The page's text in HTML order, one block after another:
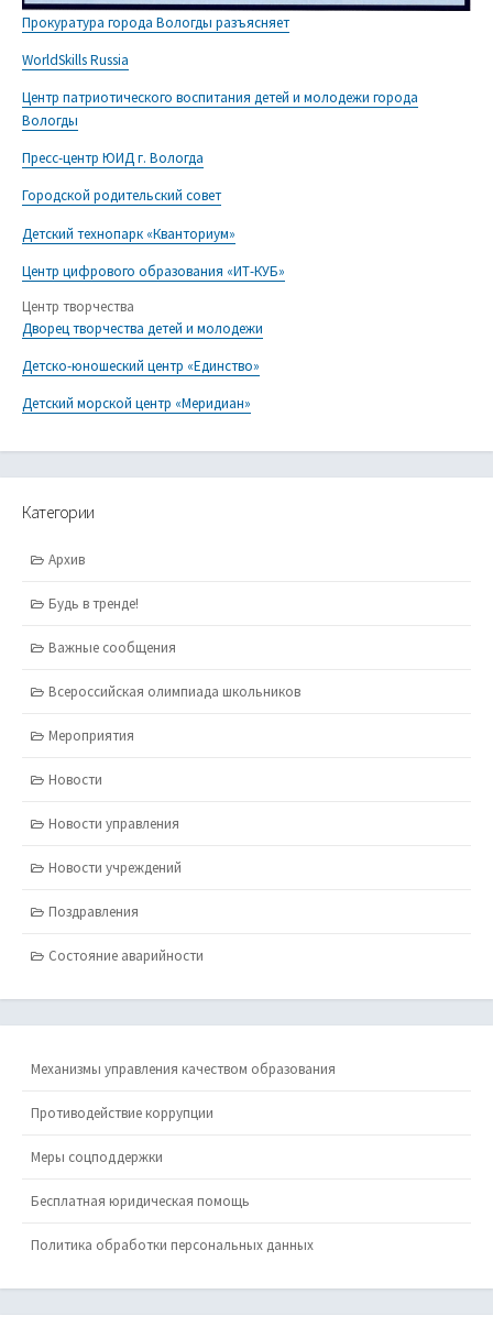
Прокуратура города Вологды разъясняет
WorldSkills Russia
Центр патриотического воспитания детей и молодежи города
Вологды
Пресс-центр ЮИД г. Вологда
Городской родительский совет
Детский технопарк «Кванториум»
Центр цифрового образования «ИТ-КУБ»
Центр творчества
Дворец творчества детей и молодежи
Детско-юношеский центр «Единство»
Детский морской центр «Меридиан»
Категории
Архив
Будь в тренде!
Важные сообщения
Всероссийская олимпиада школьников
Мероприятия
Новости
Новости управления
Новости учреждений
Поздравления
Состояние аварийности
Механизмы управления качеством образования
Противодействие коррупции
Меры соцподдержки
Бесплатная юридическая помощь
Политика обработки персональных данных